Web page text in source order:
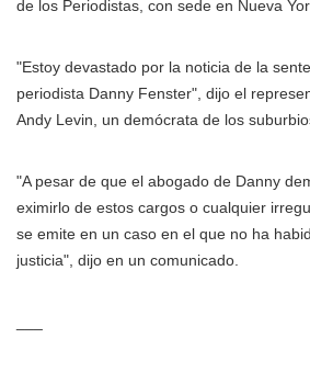
de los Periodistas, con sede en Nueva
"Estoy devastado por la noticia de la
periodista Danny Fenster", dijo el
Andy Levin, un demócrata de los
"A pesar de que el abogado de Danny
eximirlo de estos cargos o cualquier
se emite en un caso en el que no ha
justicia", dijo en un comunicado.